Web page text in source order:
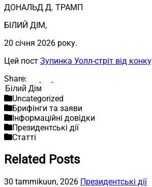
ДОНАЛЬД Д. ТРАМП
БІЛИЙ ДІМ,
20 січня 2026 року.
Цей пост Зупинка Уолл-стріт від
Share:
Пошук
Uncategorized
Брифінги та заяви
Інформаційні довідки
Президентські дії
Статті
Related Posts
30 tammikuun, 2026 Президентські дії